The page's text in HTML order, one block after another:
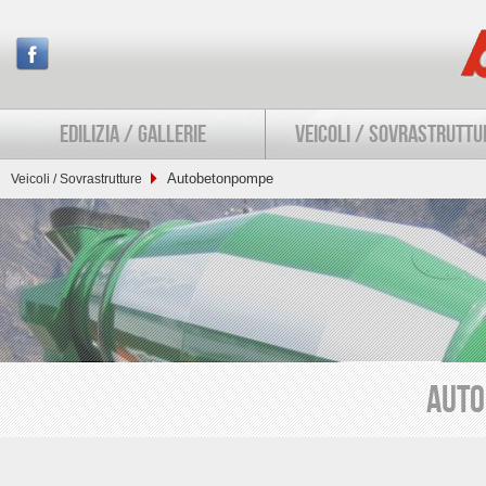
EDILIZIA / GALLERIE VEICOLI /
Veicoli / Sovrastrutture Autobetonpompe